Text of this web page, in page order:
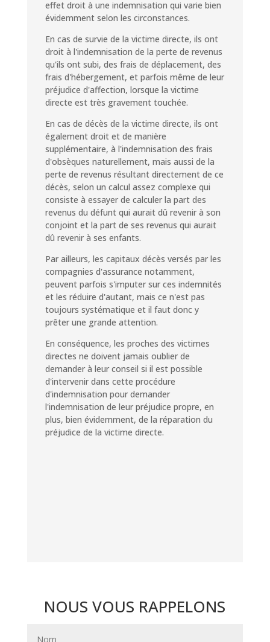
effet droit à une indemnisation qui varie bien
évidemment selon les circonstances.
En cas de survie de la victime directe, ils ont
droit à l'indemnisation de la perte de revenus
qu'ils ont subi, des frais de déplacement, des
frais d'hébergement, et parfois même de leur
préjudice d'affection, lorsque la victime
directe est très gravement touchée.
En cas de décès de la victime directe, ils ont
également droit et de manière
supplémentaire, à l'indemnisation des frais
d'obsèques naturellement, mais aussi de la
perte de revenus résultant directement de ce
décès, selon un calcul assez complexe qui
consiste à essayer de calculer la part des
revenus du défunt qui aurait dû revenir à son
conjoint et la part de ses revenus qui aurait
dû revenir à ses enfants.
Par ailleurs, les capitaux décès versés par les
compagnies d'assurance notamment,
peuvent parfois s'imputer sur ces indemnités
et les réduire d'autant, mais ce n'est pas
toujours systématique et il faut donc y
prêter une grande attention.
En conséquence, les proches des victimes
directes ne doivent jamais oublier de
demander à leur conseil si il est possible
d'intervenir dans cette procédure
d'indemnisation pour demander
l'indemnisation de leur préjudice propre, en
plus, bien évidemment, de la réparation du
préjudice de la victime directe.
NOUS VOUS RAPPELONS